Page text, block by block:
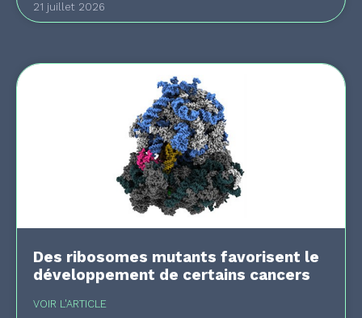
21 juillet 2026
Des ribosomes mutants favorisent le
développement de certains cancers
VOIR L'ARTICLE